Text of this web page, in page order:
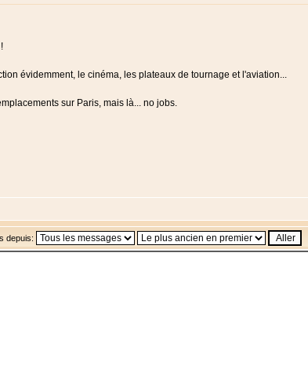
évidemment, le cinéma, les plateaux de tournage et l'aviation...
sur Paris, mais là... no jobs.
depuis: